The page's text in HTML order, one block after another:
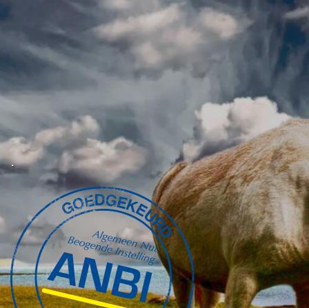
Carnaval 2017
Sinterklaas 2017
Stille PK’s (Donaties)
.